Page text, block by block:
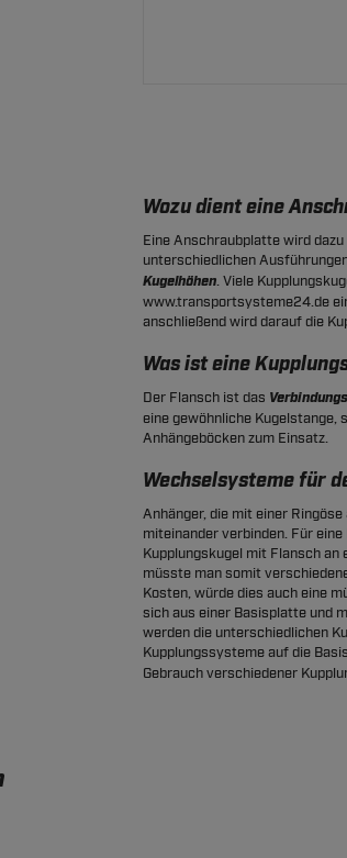
Wozu dient eine
Eine Anschraubplatte wird
unterschiedlichen
Kugelhöhen. Viele
www.transportsysteme24.de
anschließend wird darauf die
Was ist eine
Der Flansch ist das
eine gewöhnliche Kugelstange,
Anhängeböcken zum Einsatz.
Wechselsysteme für
Anhänger, die mit einer
miteinander verbinden. Für
Kupplungskugel mit Flansch an
müsste man somit
Kosten, würde dies auch eine
sich aus einer Basisplatte und
werden die unterschiedlichen
Kupplungssysteme auf die
Gebrauch verschiedener